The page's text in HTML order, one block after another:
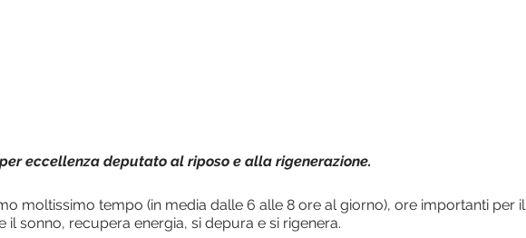
eccellenza deputato al riposo e alla rigenerazione.
moltissimo tempo (in media dalle 6 alle 8 ore al giorno), ore importanti per il
sonno, recupera energia, si depura e si rigenera.